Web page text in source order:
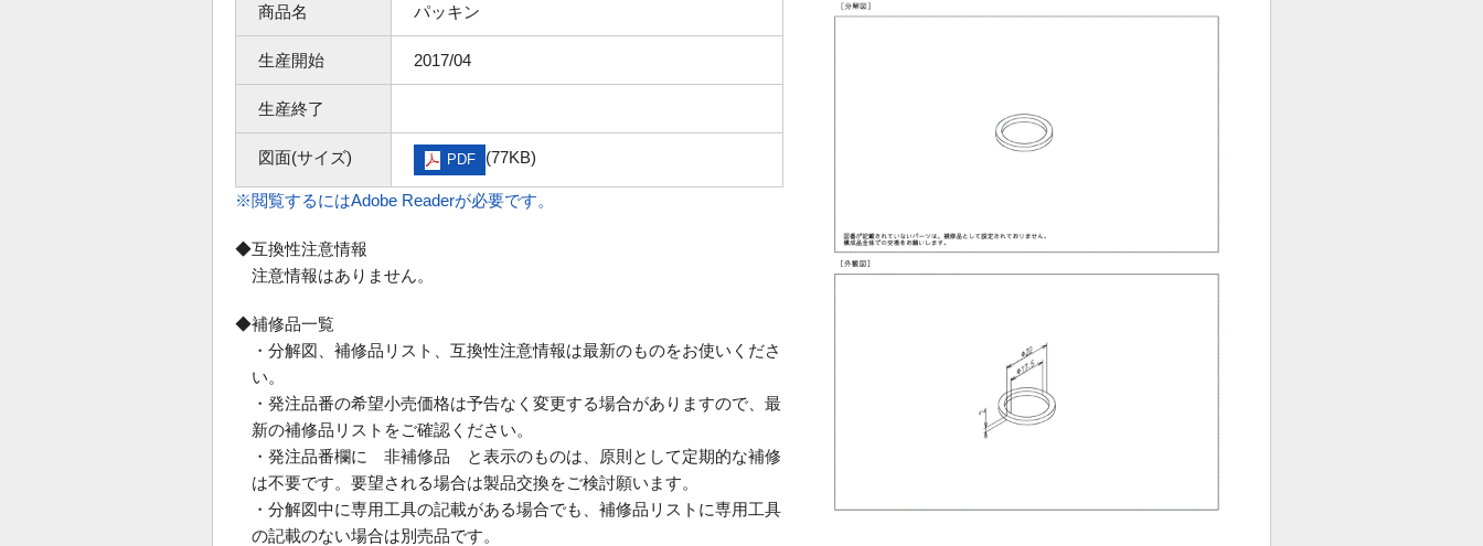
商品名 パッキン
生産開始 2017/04
生産終了
図面(サイズ) PDF (77KB)
※閲覧するにはAdobe Readerが必要です。
◆互換性注意情報
注意情報はありません。
◆補修品一覧
・分解図、補修品リスト、互換性注意情報は最新のものをお使いくださ
い。
・発注品番の希望小売価格は予告なく変更する場合がありますので、最
新の補修品リストをご確認ください。
・発注品番欄に 非補修品 と表示のものは、原則として定期的な補修
は不要です。要望される場合は製品交換をご検討願います。
・分解図中に専用工具の記載がある場合でも、補修品リストに専用工具
の記載のない場合は別売品です。